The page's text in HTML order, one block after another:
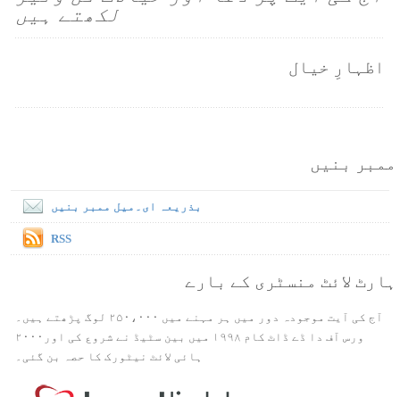
لکھتے ہیں
اظہارِ خیال
ممبر بنیں
بذریعہ ای۔میل ممبر بنیں
RSS
ہارٹ لائٹ منسٹری کے بارے
آج کی آیت موجودہ دور میں ہر مہنے میں ۲۵۰،۰۰۰ لوگ پڑھتے ہیں۔
ورس آف دا ڈے ڈاٹ کام ۱۹۹۸ میں بین سٹیڈ نے شروع کی اور۲۰۰۰
ہائی لائٹ نیٹورک کا حصہ بن گئی۔